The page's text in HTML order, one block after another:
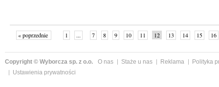
« poprzednie 1 ... 7 8 9 10 11 12 13 14 15 16
Copyright © Wyborcza sp. z o.o. O nas Staże u nas Reklama
Polityka
Ustawienia prywatności